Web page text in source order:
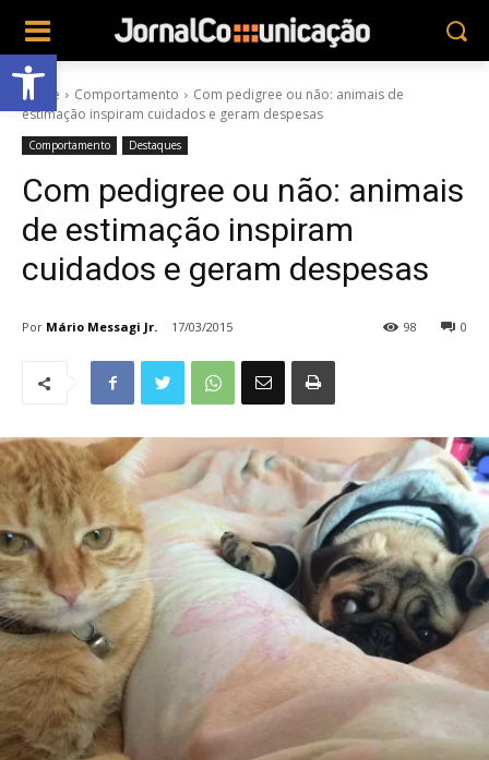
Abrir a barra de ferramentas
Home Comportamento
Com pedigree ou não: animais de
estimação inspiram cuidados e geram despesas
Comportamento Destaques
Com pedigree ou não: animais
de estimação inspiram
cuidados e geram despesas
Por Mário Messagi Jr. 17/03/2015 0
98